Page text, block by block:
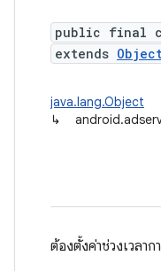
public final
extends
java.lang.Object
↳
ต้องตั้งค่าช่วงเวลา